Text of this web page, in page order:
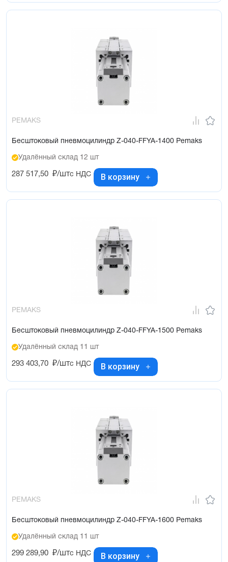
PEMAKS
Бесштоковый пневмоцилиндр Z-040-FFYA-1400 Pemaks
Удалённый склад 12 шт
287 517,50 ₽/штс НДС В корзину
PEMAKS
Бесштоковый пневмоцилиндр Z-040-FFYA-1500 Pemaks
Удалённый склад 11 шт
293 403,70 ₽/штс НДС В корзину
PEMAKS
Бесштоковый пневмоцилиндр Z-040-FFYA-1600 Pemaks
Удалённый склад 11 шт
299 289,90 ₽/штс НДС В корзину